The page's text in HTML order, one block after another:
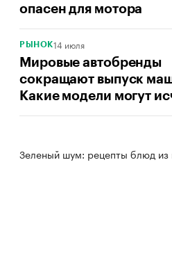
опасен для мотора
РЫНОК14 июля
Мировые автобренды
сокращают выпуск
Какие модели могут
Зеленый шум: рецепты блюд из